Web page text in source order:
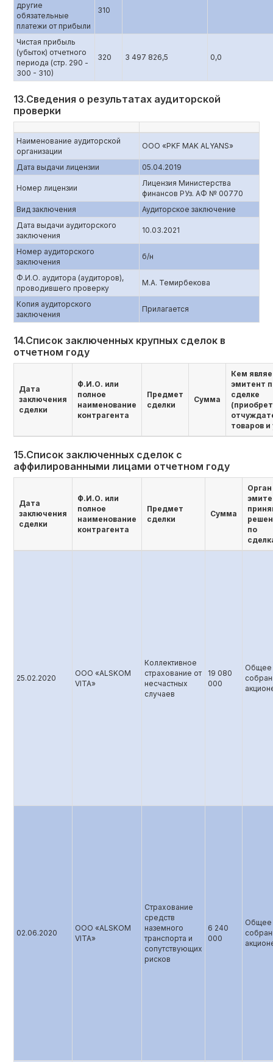
другие
обязательные
платежи от прибыли
310
Чистая прибыль
(убыток) отчетного
периода (стр. 290 -
300 - 310)
320 3 497 826,5 0,0
13.Сведения о результатах аудиторской
проверки
Наименование аудиторской
организации
ООО «PKF MAK ALYANS»
Дата выдачи лицензии 05.04.2019
Номер лицензии
Лицензия Министерства
финансов РУз. АФ № 00770
Вид заключения
Аудиторское заключение
Дата выдачи аудиторского
заключения
10.03.2021
Номер аудиторского
заключения
б/н
Ф.И.О. аудитора (аудиторов),
проводившего проверку
М.А. Темирбекова
Копия аудиторского
заключения
Прилагается
14.Список заключенных крупных сделок в
отчетном году
Дата
заключения
сделки
Ф.И.О. или
полное
наименование
контрагента
Предмет
сделки
Сумма
Кем
эмитент
сделке
товаров и
15.Список заключенных сделок с
аффилированными лицами отчетном году
Дата
заключения
сделки
Ф.И.О. или
полное
наименование
контрагента
Предмет
сделки
Сумма
Орган
по
25.02.2020
ООО «ALSKOM
VITA»
Коллективное
страхование от
несчастных
случаев
19 080
000
Общее
02.06.2020
ООО «ALSKOM
VITA»
Страхование
средств
наземного
транспорта и
сопутствующих
рисков
6 240
000
Общее